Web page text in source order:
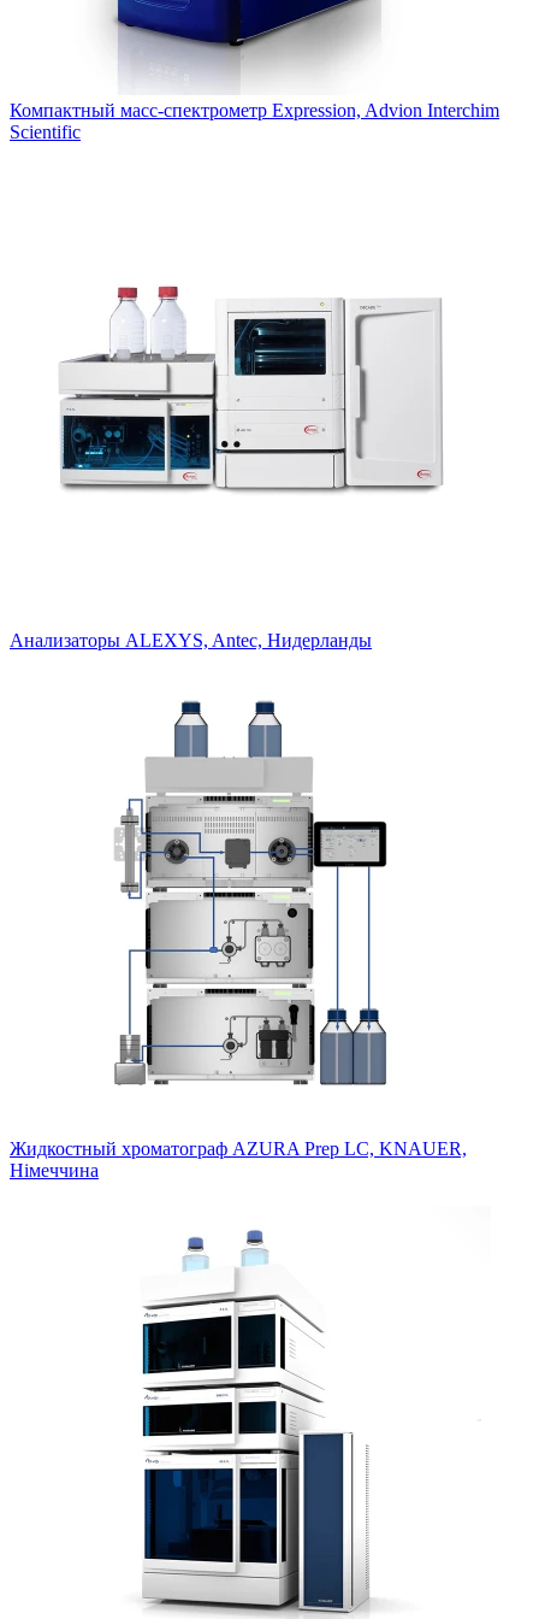
Хроматография
Расходные материалы для хроматографии
Тонкослойная хроматография
Компактный масс-спектрометр Expression, Advion Interchim
Scientific
Анализаторы ALEXYS, Antec, Нидерланды
Жидкостный хроматограф AZURA Prep LC, KNAUER,
Німеччина